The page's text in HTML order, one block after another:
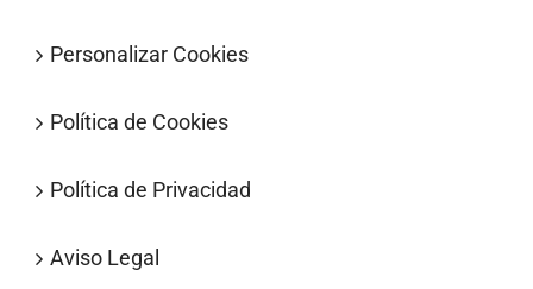
Personalizar Cookies
Política de Cookies
Política de Privacidad
Aviso Legal